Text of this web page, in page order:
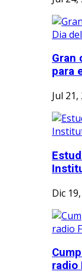
Gran
para
Jul 21,
Dic
radio